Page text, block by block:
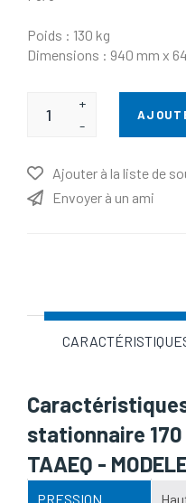
Poids : 130 kg
Dimensions : 940 mm x
+
-
Ajouter à la liste de
Envoyer à un ami
stationnaire
TAAEQ -
PRESSION